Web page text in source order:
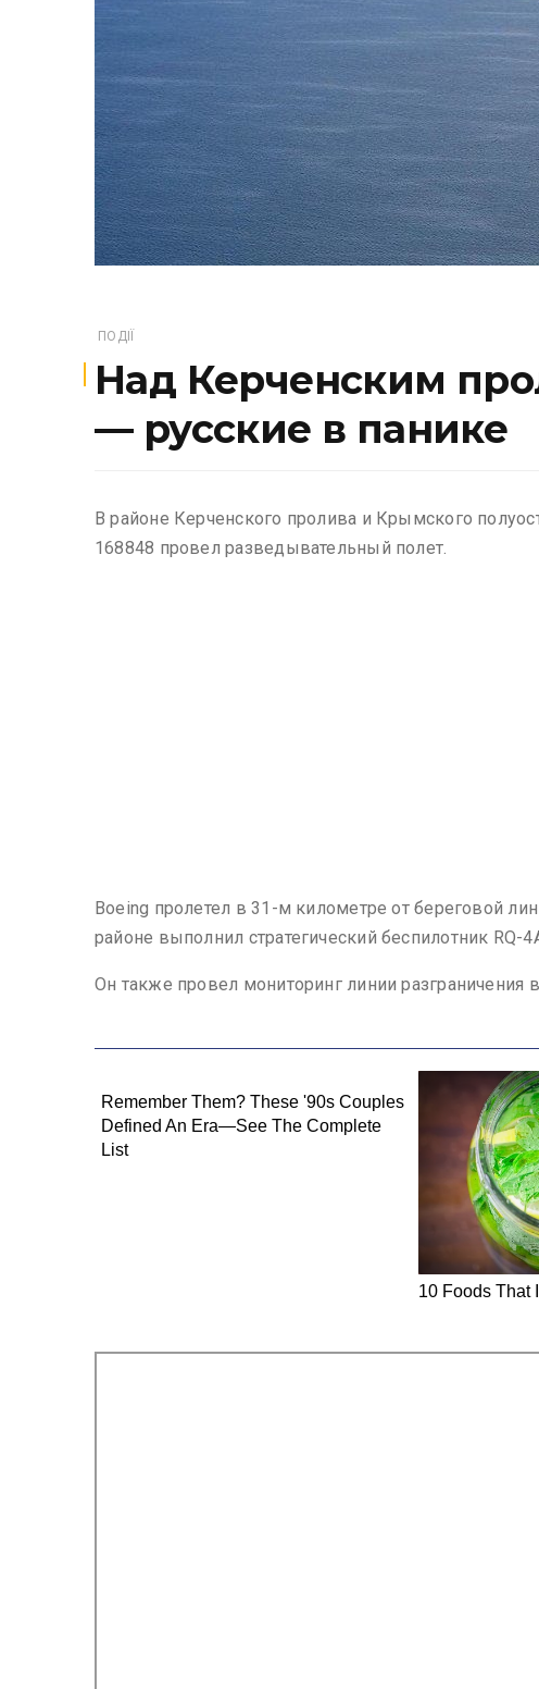
ПОДІЇ
Над Керченским
— русские в панике
В районе Керченского пролива и Крымского
168848 провел разведывательный полет.
Boeing пролетел в 31-м километре от береговой
районе выполнил стратегический беспилотник
Он также провел мониторинг линии разграничения